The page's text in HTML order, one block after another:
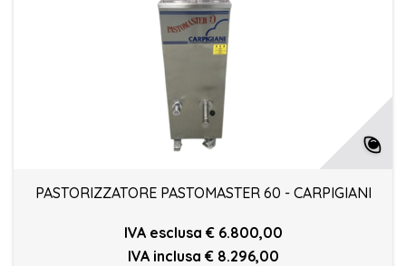
PASTORIZZATORE PASTOMASTER 60 - CARPIGIANI
IVA esclusa € 6.800,00
IVA inclusa € 8.296,00